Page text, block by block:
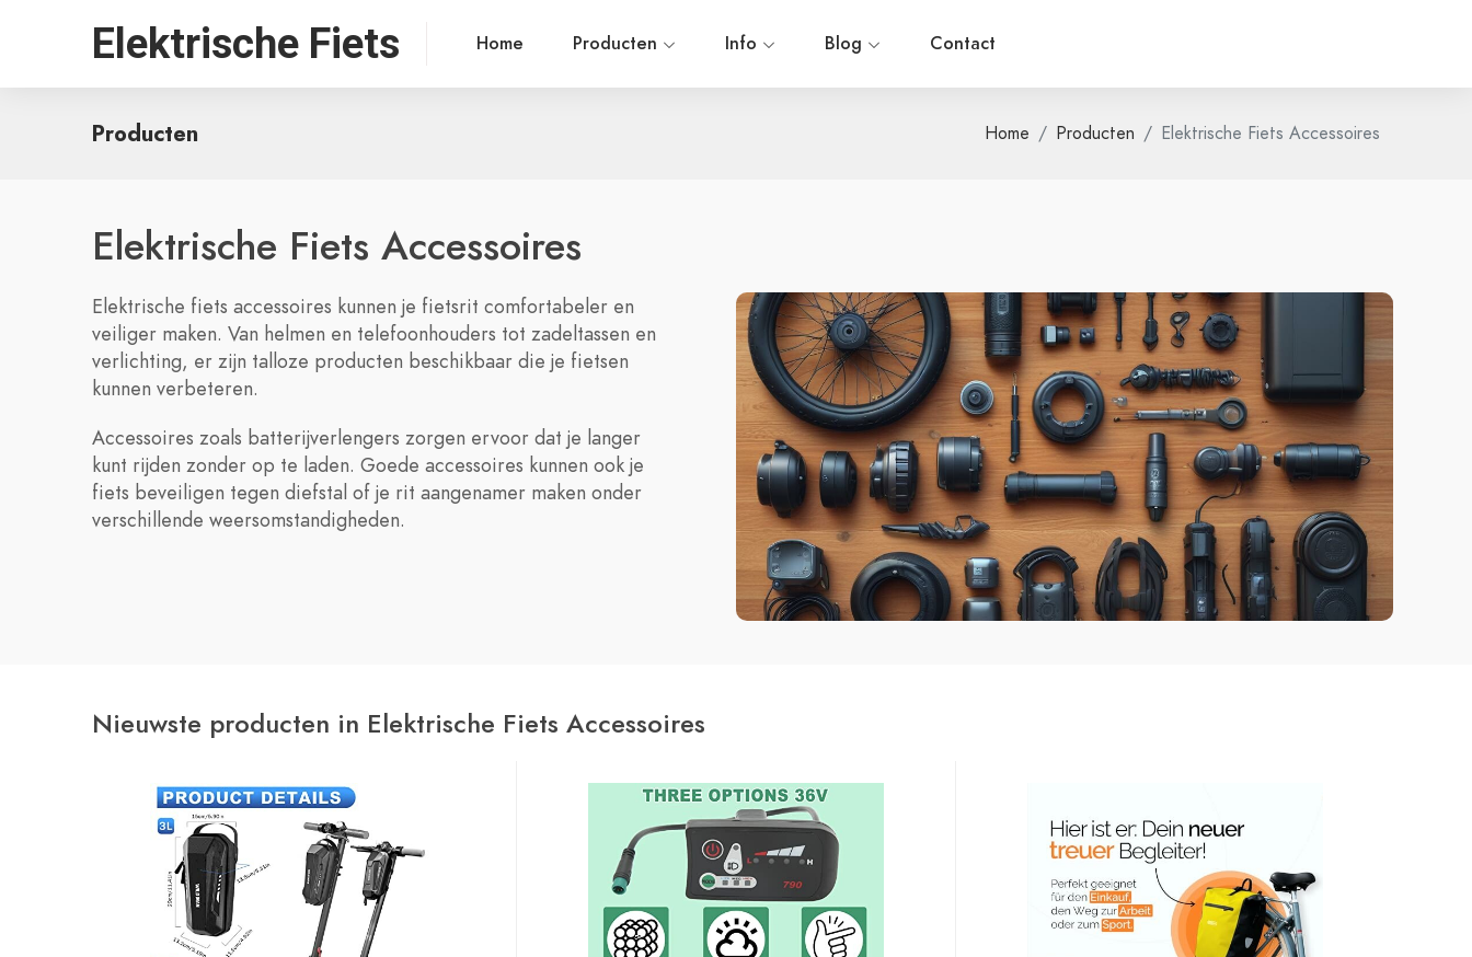
Elektrische Fiets Home Producten Info Blog Contact
Producten Home Producten Elektrische Fiets Accessoires
Elektrische Fiets Accessoires
Elektrische fiets accessoires kunnen je fietsrit comfortabeler en
veiliger maken. Van helmen en telefoonhouders tot zadeltassen en
verlichting, er zijn talloze producten beschikbaar die je fietsen
kunnen verbeteren.
Accessoires zoals batterijverlengers zorgen ervoor dat je langer
kunt rijden zonder op te laden. Goede accessoires kunnen ook je
fiets beveiligen tegen diefstal of je rit aangenamer maken onder
verschillende weersomstandigheden.
Nieuwste producten in Elektrische Fiets Accessoires